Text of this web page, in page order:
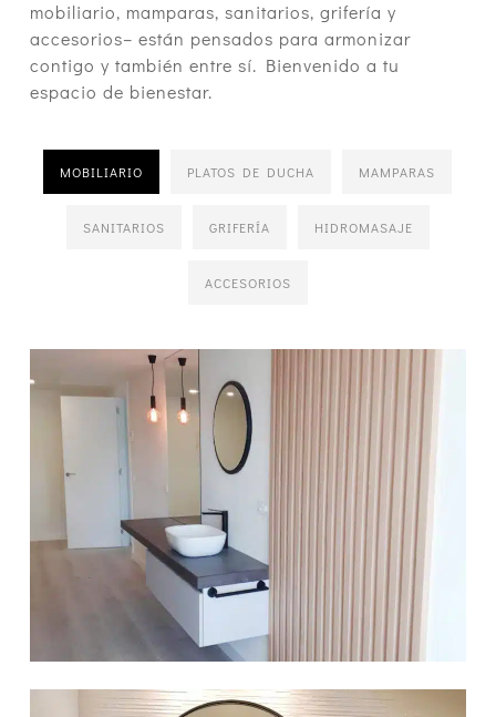
mobiliario, mamparas, sanitarios, grifería y
accesorios– están pensados para armonizar
contigo y también entre sí. Bienvenido a tu
espacio de bienestar.
MOBILIARIO PLATOS DE DUCHA MAMPARAS
SANITARIOS GRIFERÍA HIDROMASAJE
ACCESORIOS